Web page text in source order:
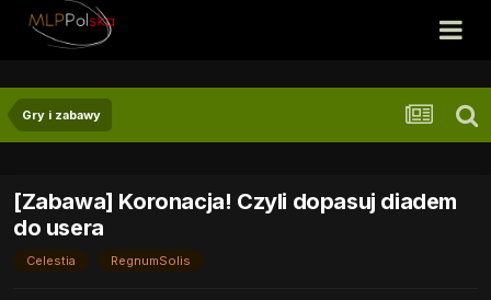
Gry i zabawy
[Zabawa] Koronacja! Czyli dopasuj diadem
do usera
Celestia RegnumSolis